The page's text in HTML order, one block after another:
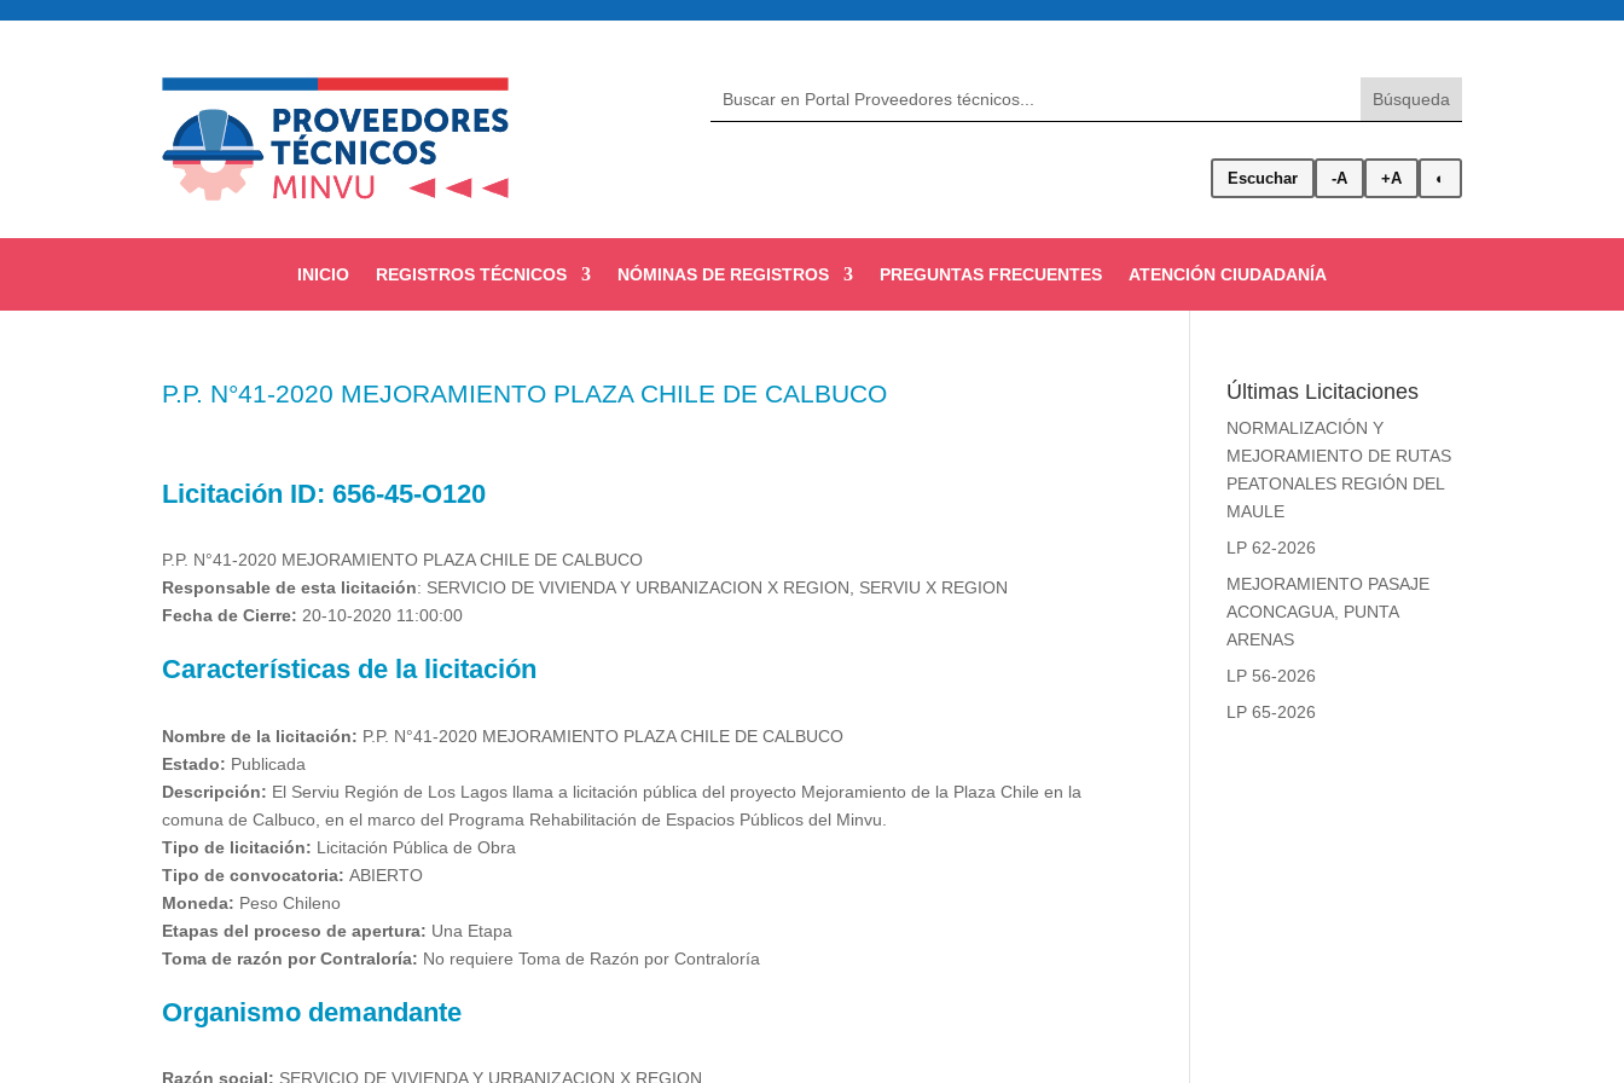
Escuchar -A +A ◐
INICIO REGISTROS TÉCNICOS NÓMINAS DE REGISTROS PREGUNTAS FRECUENTES ATENCIÓN CIUDADANÍA
P.P. N°41-2020 MEJORAMIENTO PLAZA CHILE DE CALBUCO
Licitación ID:656-45-O120
P.P. N°41-2020 MEJORAMIENTO PLAZA CHILE DE CALBUCO
Responsable de esta licitación: SERVICIO DE VIVIENDA Y URBANIZACION X REGION, SERVIU X REGION
Fecha de Cierre: 20-10-2020 11:00:00
Características de la licitación
Nombre de la licitación: P.P. N°41-2020 MEJORAMIENTO PLAZA CHILE DE CALBUCO
Estado: Publicada
Descripción: El Serviu Región de Los Lagos llama a licitación pública del proyecto Mejoramiento de la Plaza Chile en la
comuna de Calbuco, en el marco del Programa Rehabilitación de Espacios Públicos del Minvu.
Tipo de licitación: Licitación Pública de Obra
Tipo de convocatoria: ABIERTO
Moneda: Peso Chileno
Etapas del proceso de apertura: Una Etapa
Toma de razón por Contraloría: No requiere Toma de Razón por Contraloría
Organismo demandante
Razón social: SERVICIO DE VIVIENDA Y URBANIZACION X REGION
Últimas Licitaciones
NORMALIZACIÓN Y
MEJORAMIENTO DE RUTAS
PEATONALES REGIÓN DEL
MAULE
LP 62-2026
MEJORAMIENTO PASAJE
ACONCAGUA, PUNTA
ARENAS
LP 56-2026
LP 65-2026